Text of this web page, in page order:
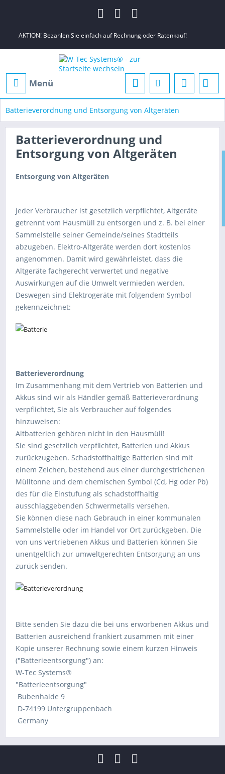
AKTION! Bezahlen Sie einfach auf Rechnung oder Ratenkauf!
Menü
Batterieverordnung und Entsorgung von Altgeräten
Batterieverordnung und
Entsorgung von Altgeräten
Entsorgung von Altgeräten
Jeder Verbraucher ist gesetzlich verpflichtet, Altgeräte
getrennt vom Hausmüll zu entsorgen und z. B. bei einer
Sammelstelle seiner Gemeinde/seines Stadtteils
abzugeben. Elektro-Altgeräte werden dort kostenlos
angenommen. Damit wird gewährleistet, dass die
Altgeräte fachgerecht verwertet und negative
Auswirkungen auf die Umwelt vermieden werden.
Deswegen sind Elektrogeräte mit folgendem Symbol
gekennzeichnet:
Batterieverordnung
Im Zusammenhang mit dem Vertrieb von Batterien und
Akkus sind wir als Händler gemäß Batterieverordnung
verpflichtet, Sie als Verbraucher auf folgendes
hinzuweisen:
Altbatterien gehören nicht in den Hausmüll!
Sie sind gesetzlich verpflichtet, Batterien und Akkus
zurückzugeben. Schadstoffhaltige Batterien sind mit
einem Zeichen, bestehend aus einer durchgestrichenen
Mülltonne und dem chemischen Symbol (Cd, Hg oder Pb)
des für die Einstufung als schadstoffhaltig
ausschlaggebenden Schwermetalls versehen.
Sie können diese nach Gebrauch in einer kommunalen
Sammelstelle oder im Handel vor Ort zurückgeben. Die
von uns vertriebenen Akkus und Batterien können Sie
unentgeltlich zur umweltgerechten Entsorgung an uns
zurück senden.
Bitte senden Sie dazu die bei uns erworbenen Akkus und
Batterien ausreichend frankiert zusammen mit einer
Kopie unserer Rechnung sowie einem kurzen Hinweis
("Batterieentsorgung") an:
W-Tec Systems®
"Batterieentsorgung"
Bubenhalde 9
D-74199 Untergruppenbach
Germany